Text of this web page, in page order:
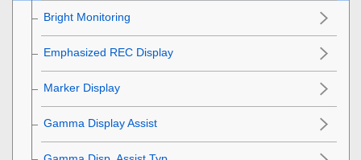
Bright Monitoring
Emphasized REC Display
Marker Display
Gamma Display Assist